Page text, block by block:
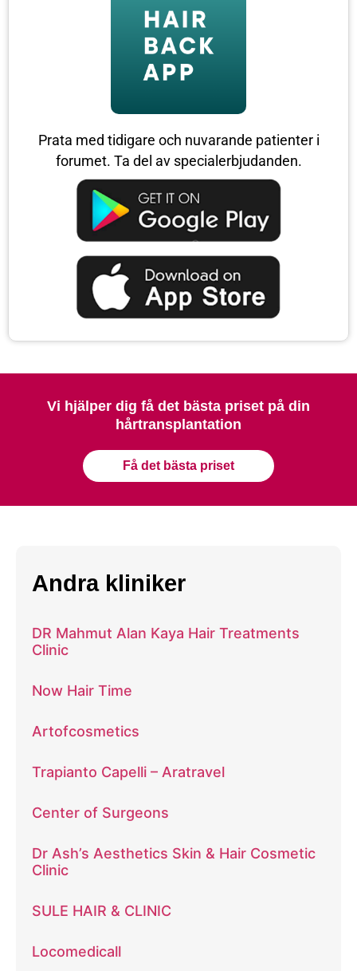
Prata med tidigare och nuvarande patienter i
forumet. Ta del av specialerbjudanden.
Vi hjälper dig få det bästa priset på din
hårtransplantation
Få det bästa priset
Andra kliniker
DR Mahmut Alan Kaya Hair Treatments
Clinic
Now Hair Time
Artofcosmetics
Trapianto Capelli – Aratravel
Center of Surgeons
Dr Ash’s Aesthetics Skin & Hair Cosmetic
Clinic
SULE HAIR & CLINIC
Locomedicall